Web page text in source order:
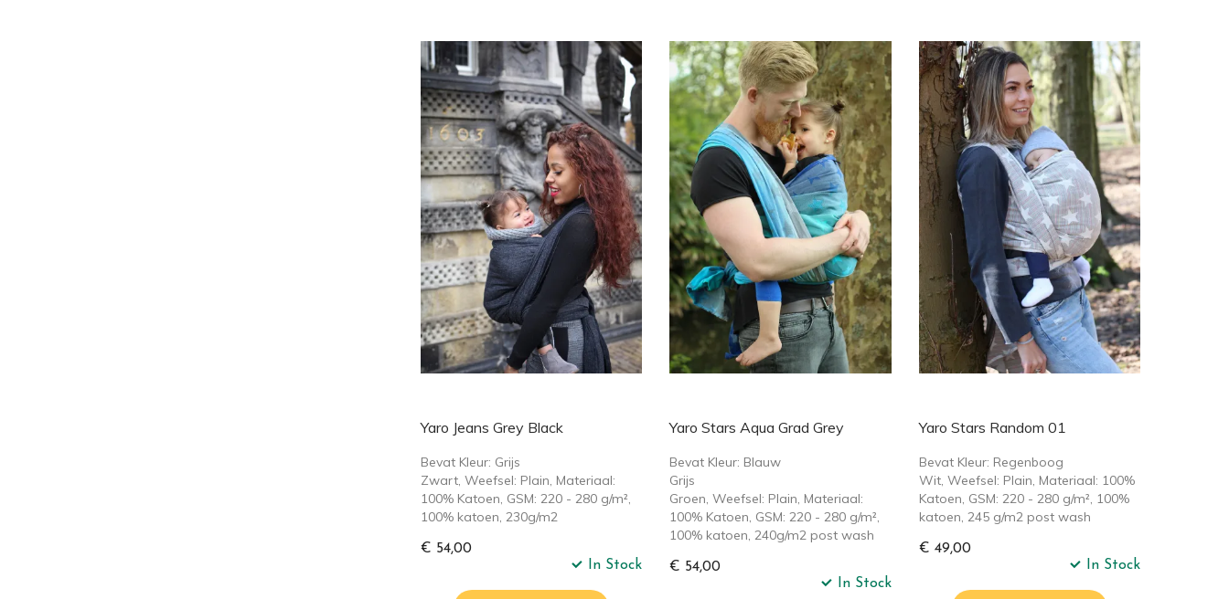
Yaro Jeans Grey Black
Bevat Kleur: Grijs
Zwart, Weefsel: Plain, Materiaal:
100% Katoen, GSM: 220 - 280 g/m²,
100% katoen, 230g/m2
€ 54,00
In Stock
Yaro Stars Aqua Grad Grey
Bevat Kleur: Blauw
Grijs
Groen, Weefsel: Plain, Materiaal:
100% Katoen, GSM: 220 - 280 g/m²,
100% katoen, 240g/m2 post wash
€ 54,00
In Stock
Yaro Stars Random 01
Bevat Kleur: Regenboog
Wit, Weefsel: Plain, Materiaal: 100%
Katoen, GSM: 220 - 280 g/m², 100%
katoen, 245 g/m2 post wash
€ 49,00
In Stock